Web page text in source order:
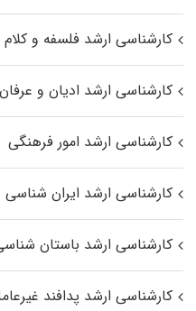
کارشناسی ارشد فلسفه و
کارشناسی ارشد ادیان و
کارشناسی ارشد امور فرهنگی
کارشناسی ارشد ایران شناسی
کارشناسی ارشد باستان
کارشناسی ارشد پدافند